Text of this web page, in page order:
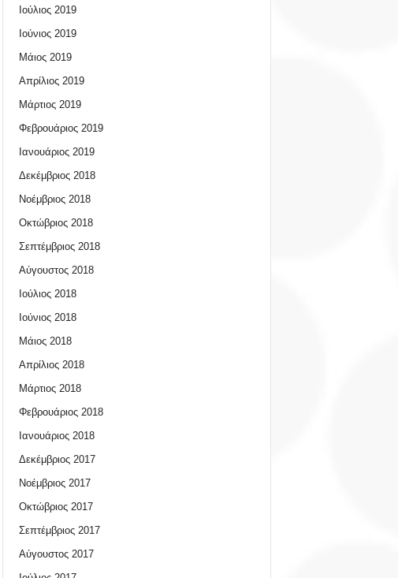
Ιούλιος 2019
Ιούνιος 2019
Μάιος 2019
Απρίλιος 2019
Μάρτιος 2019
Φεβρουάριος 2019
Ιανουάριος 2019
Δεκέμβριος 2018
Νοέμβριος 2018
Οκτώβριος 2018
Σεπτέμβριος 2018
Αύγουστος 2018
Ιούλιος 2018
Ιούνιος 2018
Μάιος 2018
Απρίλιος 2018
Μάρτιος 2018
Φεβρουάριος 2018
Ιανουάριος 2018
Δεκέμβριος 2017
Νοέμβριος 2017
Οκτώβριος 2017
Σεπτέμβριος 2017
Αύγουστος 2017